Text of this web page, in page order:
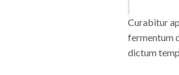
Curabitur
fermentum
dictum